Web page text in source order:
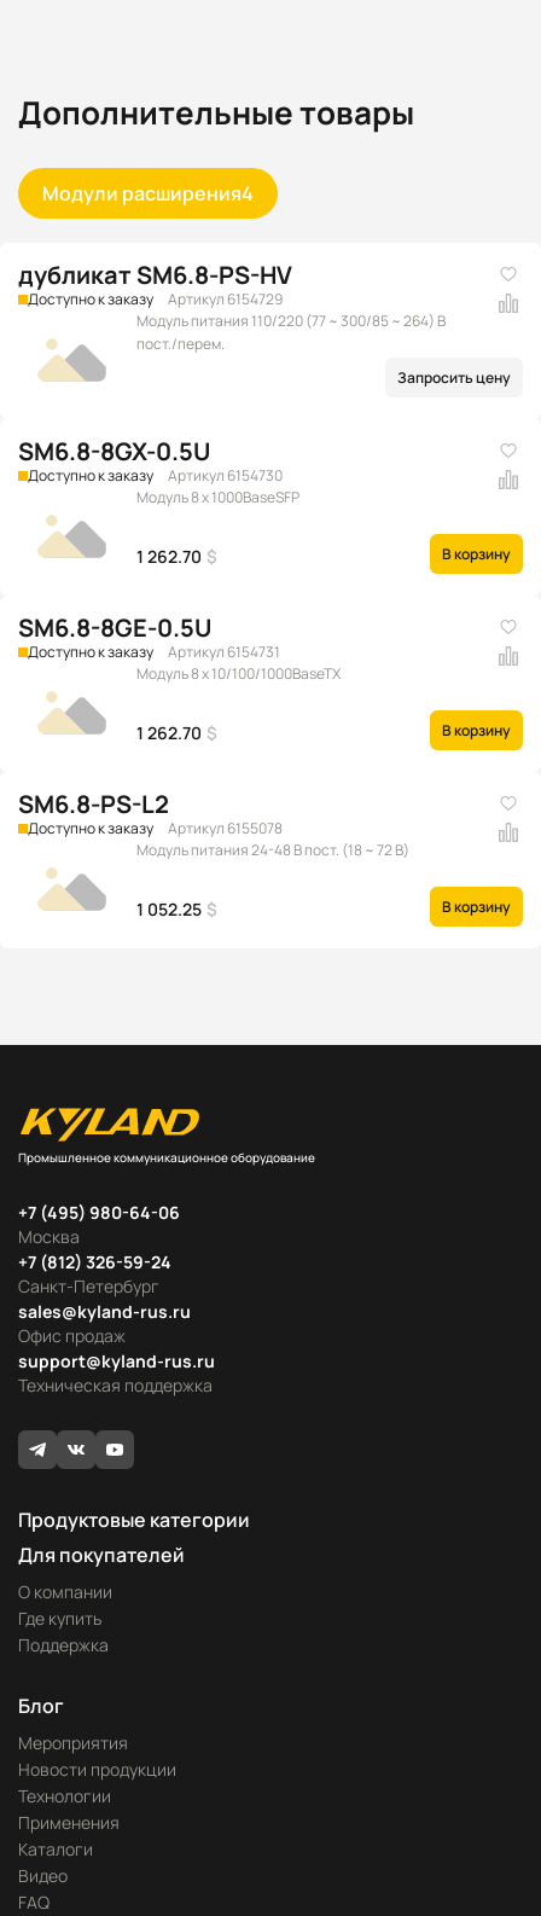
Дополнительные товары
Модули расширения4
дубликат SM6.8-PS-HV
Доступно к заказу
Артикул 6154729
Модуль питания 110/220 (77 ~ 300/85 ~ 264) В
пост./перем.
Запросить цену
SM6.8-8GX-0.5U
Доступно к заказу
Артикул 6154730
Модуль 8 x 1000BaseSFP
1 262.70 $ В корзину
SM6.8-8GE-0.5U
Доступно к заказу
Артикул 6154731
Модуль 8 x 10/100/1000BaseTX
1 262.70 $ В корзину
SM6.8-PS-L2
Доступно к заказу
Артикул 6155078
Модуль питания 24-48 В пост. (18 ~ 72 В)
1 052.25 $ В корзину
Промышленное коммуникационное оборудование
Москва
+7 (495) 980-64-06
Офис продаж
sales@kyland-rus.ru
Санкт-Петербург
+7 (812) 326-59-24
Техническая поддержка
support@kyland-rus.ru
Продуктовые категории
Для покупателей
О компании
Где купить
Поддержка
Блог
Мероприятия
Новости продукции
Технологии
Применения
Каталоги
Видео
FAQ